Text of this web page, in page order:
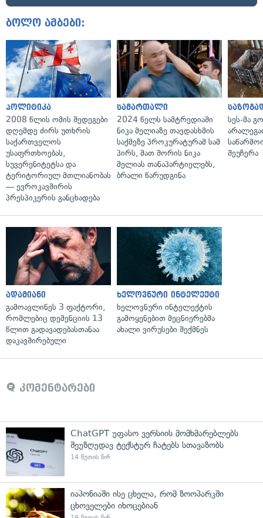
ბოლო ამბები:
პოლიტიკა
2008 წლის ომის შედეგები
დღემდე ძირს უთხრის
საქართველოს
უსაფრთხოებას,
სუვერენიტეტსა და
ტერიტორიულ მთლიანობას
— ევროკავშირის
პრესპიკერის განცხადება
სამართალი
2024 წელს სამტრედიაში
ნიკა მელიაზე თავდასხმის
საქმეზე პროკურატურამ სამ
პირს, მათ შორის ნიკა
მელიას თანაპარტიელებს,
ბრალი წარუდგინა
სეს-მა
შეუჩერა
ადამიანი
გამოავლინეს 3 ფაქტორი,
რომლებიც დემენციის 13
წლით გადავადებასთანაა
დაკავშირებული
ხელოვნური ინტელექტი
ხელოვნური ინტელექტის
გამოყენებით მეცნიერებმა
ახალი ვირუსები შექმნეს
კომენტარები
ChatGPT უფასო ვერსიის მომხმარებლებს
შეუზღუდავ ტექსტურ ჩატებს სთავაზობს
14 წუთის წინ
იაპონიაში ისე ცხელა, რომ ზოოპარკში
ცხოველები იხოცებიან